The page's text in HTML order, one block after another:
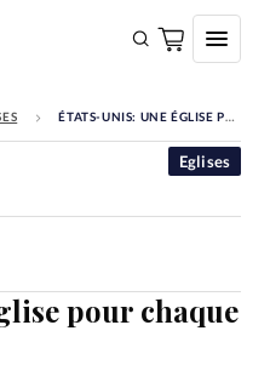
DON ÉTATS-UNIS: UNE ÉGLISE POUR CHAQUE BASE MILITAIRE
pour chaque
Eglises